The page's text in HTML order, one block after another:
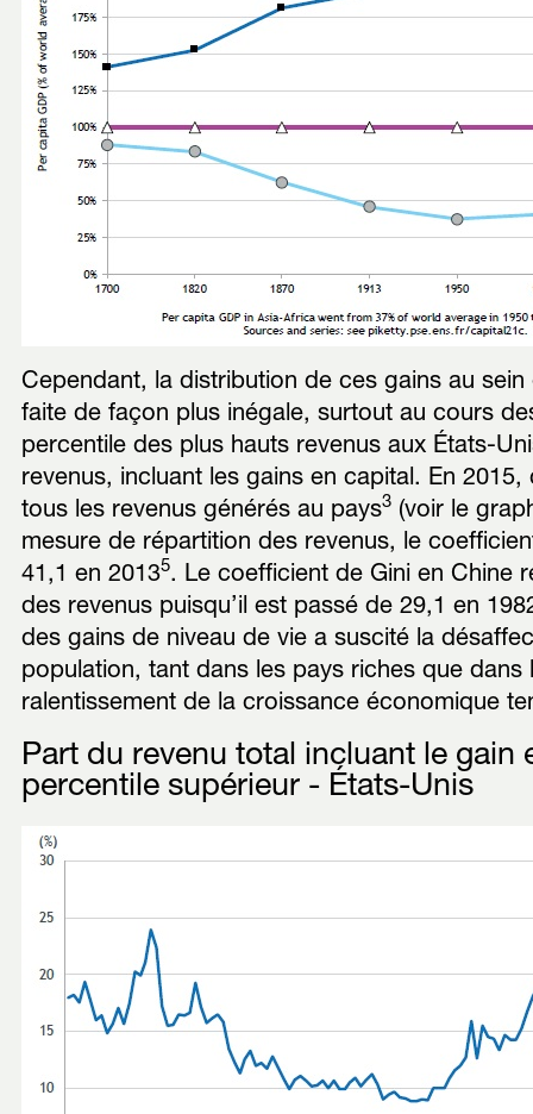
Cependant, la distribution de ces gains au
faite de façon plus inégale, surtout au cours
percentile des plus hauts revenus aux États-
revenus, incluant les gains en capital. En
tous les revenus générés au pays3(voir le
mesure de répartition des revenus, le
41,1 en 20135. Le coefficient de Gini en Chine
des revenus puisqu’il est passé de 29,1 en
des gains de niveau de vie a suscité la
population, tant dans les pays riches que
ralentissement de la croissance économique
Part du revenu total incluant le gain
percentile supérieur - États-Unis